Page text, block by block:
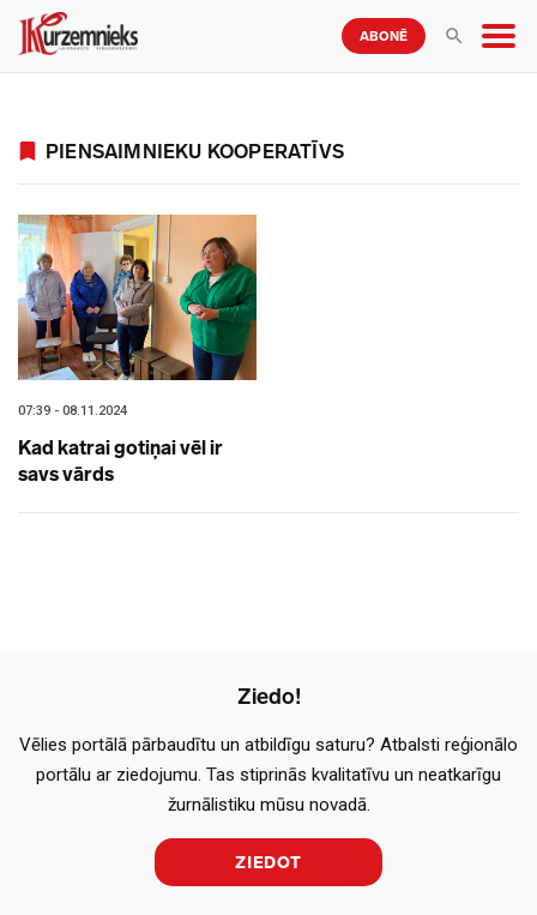
ABONĒ
PIENSAIMNIEKU KOOPERATĪVS
07:39 - 08.11.2024
Kad katrai gotiņai vēl ir
savs vārds
Ziedo!
Vēlies portālā pārbaudītu un atbildīgu saturu? Atbalsti reģionālo
portālu ar ziedojumu. Tas stiprinās kvalitatīvu un neatkarīgu
žurnālistiku mūsu novadā.
ZIEDOT